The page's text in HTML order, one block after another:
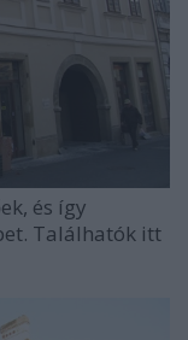
és így
Találhatók itt